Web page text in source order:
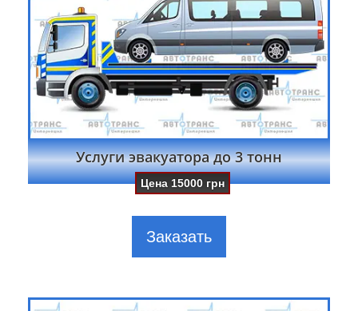
Услуги эвакуатора до 3 тонн
Цена15000 грн
Заказать